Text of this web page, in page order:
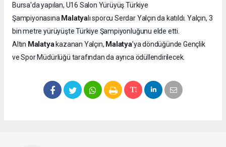
Bursa'da yapılan, U16 Salon Yürüyüş Türkiye
ŞampiyonasınaMalatyalı sporcu Serdar Yalçın da katıldı. Yalçın, 3
bin metre yürüyüşte Türkiye Şampiyonluğunu elde etti.
Altın Malatyakazanan Yalçın, Malatya’ya döndüğünde Gençlik
ve Spor Müdürlüğü tarafından da ayrıca ödüllendirilecek.